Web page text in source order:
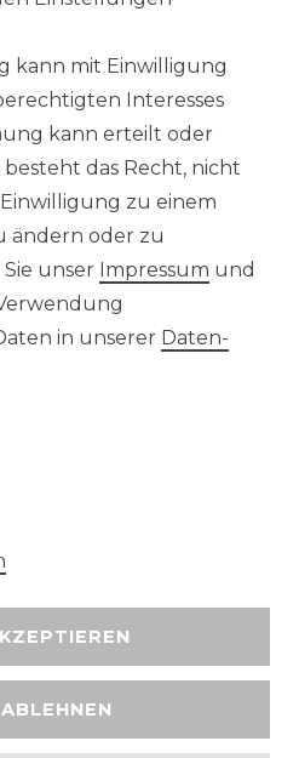
mit
kann mit Einwilligung
Interesses
kann erteilt oder
das Recht, nicht
zu einem
ändern oder zu
unser Impressum und
in unserer Daten­